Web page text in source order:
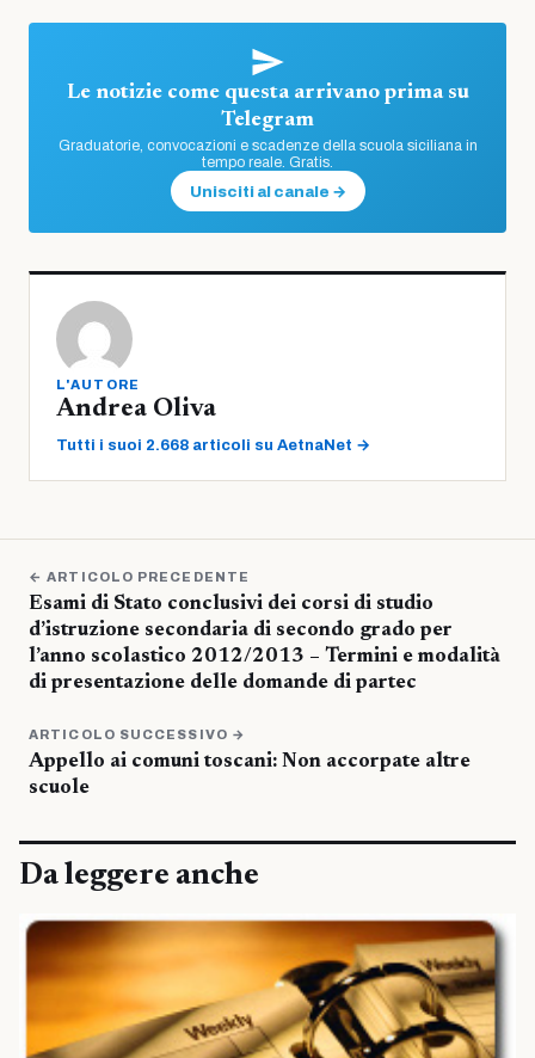
Le notizie come questa arrivano prima su
Telegram
Graduatorie, convocazioni e scadenze della scuola siciliana in
tempo reale. Gratis.
Unisciti al canale →
L'AUTORE
Andrea Oliva
Tutti i suoi 2.668 articoli su AetnaNet →
← ARTICOLO PRECEDENTE
Esami di Stato conclusivi dei corsi di studio
d’istruzione secondaria di secondo grado per
l’anno scolastico 2012/2013 – Termini e modalità
di presentazione delle domande di partec
ARTICOLO SUCCESSIVO →
Appello ai comuni toscani: Non accorpate altre
scuole
Da leggere anche